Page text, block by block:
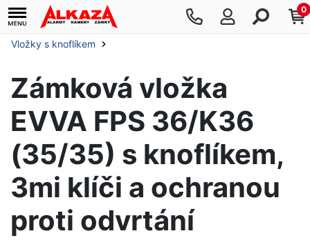
0
Vložky s knoflíkem
Zámková vložka
EVVA FPS 36/K36
(35/35) s knoflíkem,
3mi klíči a ochranou
proti odvrtání